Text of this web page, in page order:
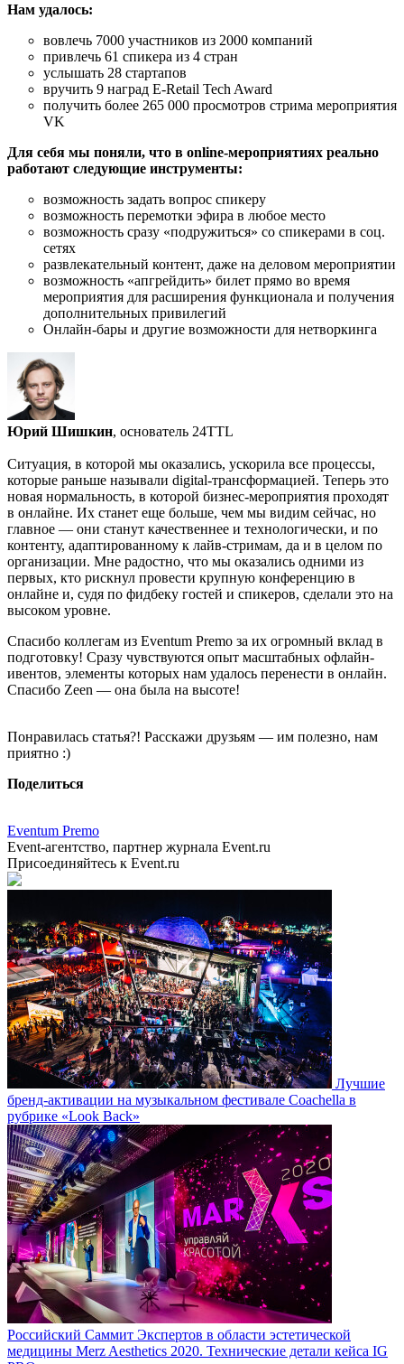
Нам удалось:
вовлечь 7000 участников из 2000 компаний
привлечь 61 спикера из 4 стран
услышать 28 стартапов
вручить 9 наград E-Retail Tech Award
получить более 265 000 просмотров стрима мероприятия
VK
Для себя мы поняли, что в online-мероприятиях реально
работают следующие инструменты:
возможность задать вопрос спикеру
возможность перемотки эфира в любое место
возможность сразу «подружиться» со спикерами в соц.
сетях
развлекательный контент, даже на деловом мероприятии
возможность «апгрейдить» билет прямо во время
мероприятия для расширения функционала и получения
дополнительных привилегий
Онлайн-бары и другие возможности для нетворкинга
Юрий Шишкин, основатель 24TTL
Ситуация, в которой мы оказались, ускорила все процессы,
которые раньше называли digital-трансформацией. Теперь это
новая нормальность, в которой бизнес-мероприятия проходят
в онлайне. Их станет еще больше, чем мы видим сейчас, но
главное — они станут качественнее и технологически, и по
контенту, адаптированному к лайв-стримам, да и в целом по
организации. Мне радостно, что мы оказались одними из
первых, кто рискнул провести крупную конференцию в
онлайне и, судя по фидбеку гостей и спикеров, сделали это на
высоком уровне.
Спасибо коллегам из Eventum Premo за их огромный вклад в
подготовку! Сразу чувствуются опыт масштабных офлайн-
ивентов, элементы которых нам удалось перенести в онлайн.
Спасибо Zeen — она была на высоте!
Понравилась статья?! Расскажи друзьям — им полезно, нам
приятно :)
Поделиться
Eventum Premo
Event-агентство, партнер журнала Event.ru
Присоединяйтесь к Event.ru
Лучшие
бренд-активации на музыкальном фестивале Coachella в
рубрике «Look Back»
Российский Саммит Экспертов в области эстетической
медицины Merz Aesthetics 2020. Технические детали кейса IG